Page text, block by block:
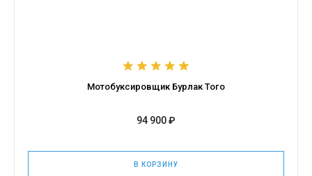
Мотобуксировщик Бурлак Того
94 900 ₽
В КОРЗИНУ